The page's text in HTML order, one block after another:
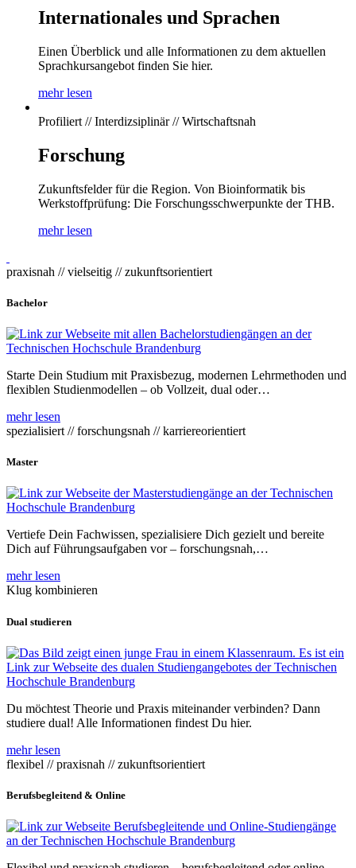
Internationales und Sprachen
Einen Überblick und alle Informationen zu dem aktuellen
Sprachkursangebot finden Sie hier.
mehr lesen
Profiliert // Interdizsiplinär // Wirtschaftsnah
Forschung
Zukunftsfelder für die Region. Von Bioinformatik bis
Werkstoffprüfung: Die Forschungsschwerpunkte der THB.
mehr lesen
praxisnah // vielseitig // zukunftsorientiert
Bachelor
Starte Dein Studium mit Praxisbezug, modernen Lehrmethoden und
flexiblen Studienmodellen – ob Vollzeit, dual oder…
mehr lesen
spezialisiert // forschungsnah // karriereorientiert
Master
Vertiefe Dein Fachwissen, spezialisiere Dich gezielt und bereite
Dich auf Führungsaufgaben vor – forschungsnah,…
mehr lesen
Klug kombinieren
Dual studieren
Du möchtest Theorie und Praxis miteinander verbinden? Dann
studiere dual! Alle Informationen findest Du hier.
mehr lesen
flexibel // praxisnah // zukunftsorientiert
Berufsbegleitend & Online